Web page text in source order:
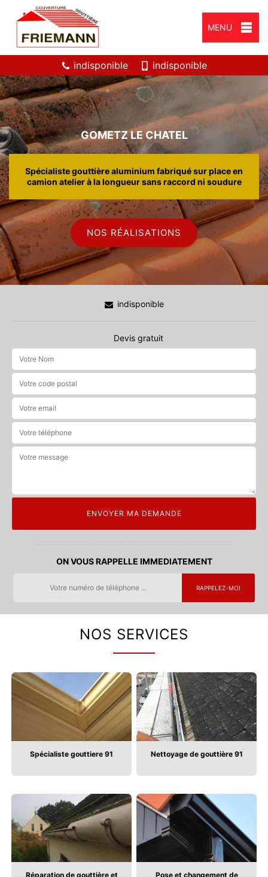
MENU
indisponible indisponible
GOMETZ LE CHATEL
Spécialiste gouttière aluminium fabriqué sur place en
camion atelier à la longueur sans raccord ni soudure
NOS RÉALISATIONS
indisponible
Devis gratuit
ON VOUS RAPPELLE IMMEDIATEMENT
NOS SERVICES
Spécialiste gouttiere 91 Nettoyage de gouttière 91
Réparation de gouttière et
Pose et changement de